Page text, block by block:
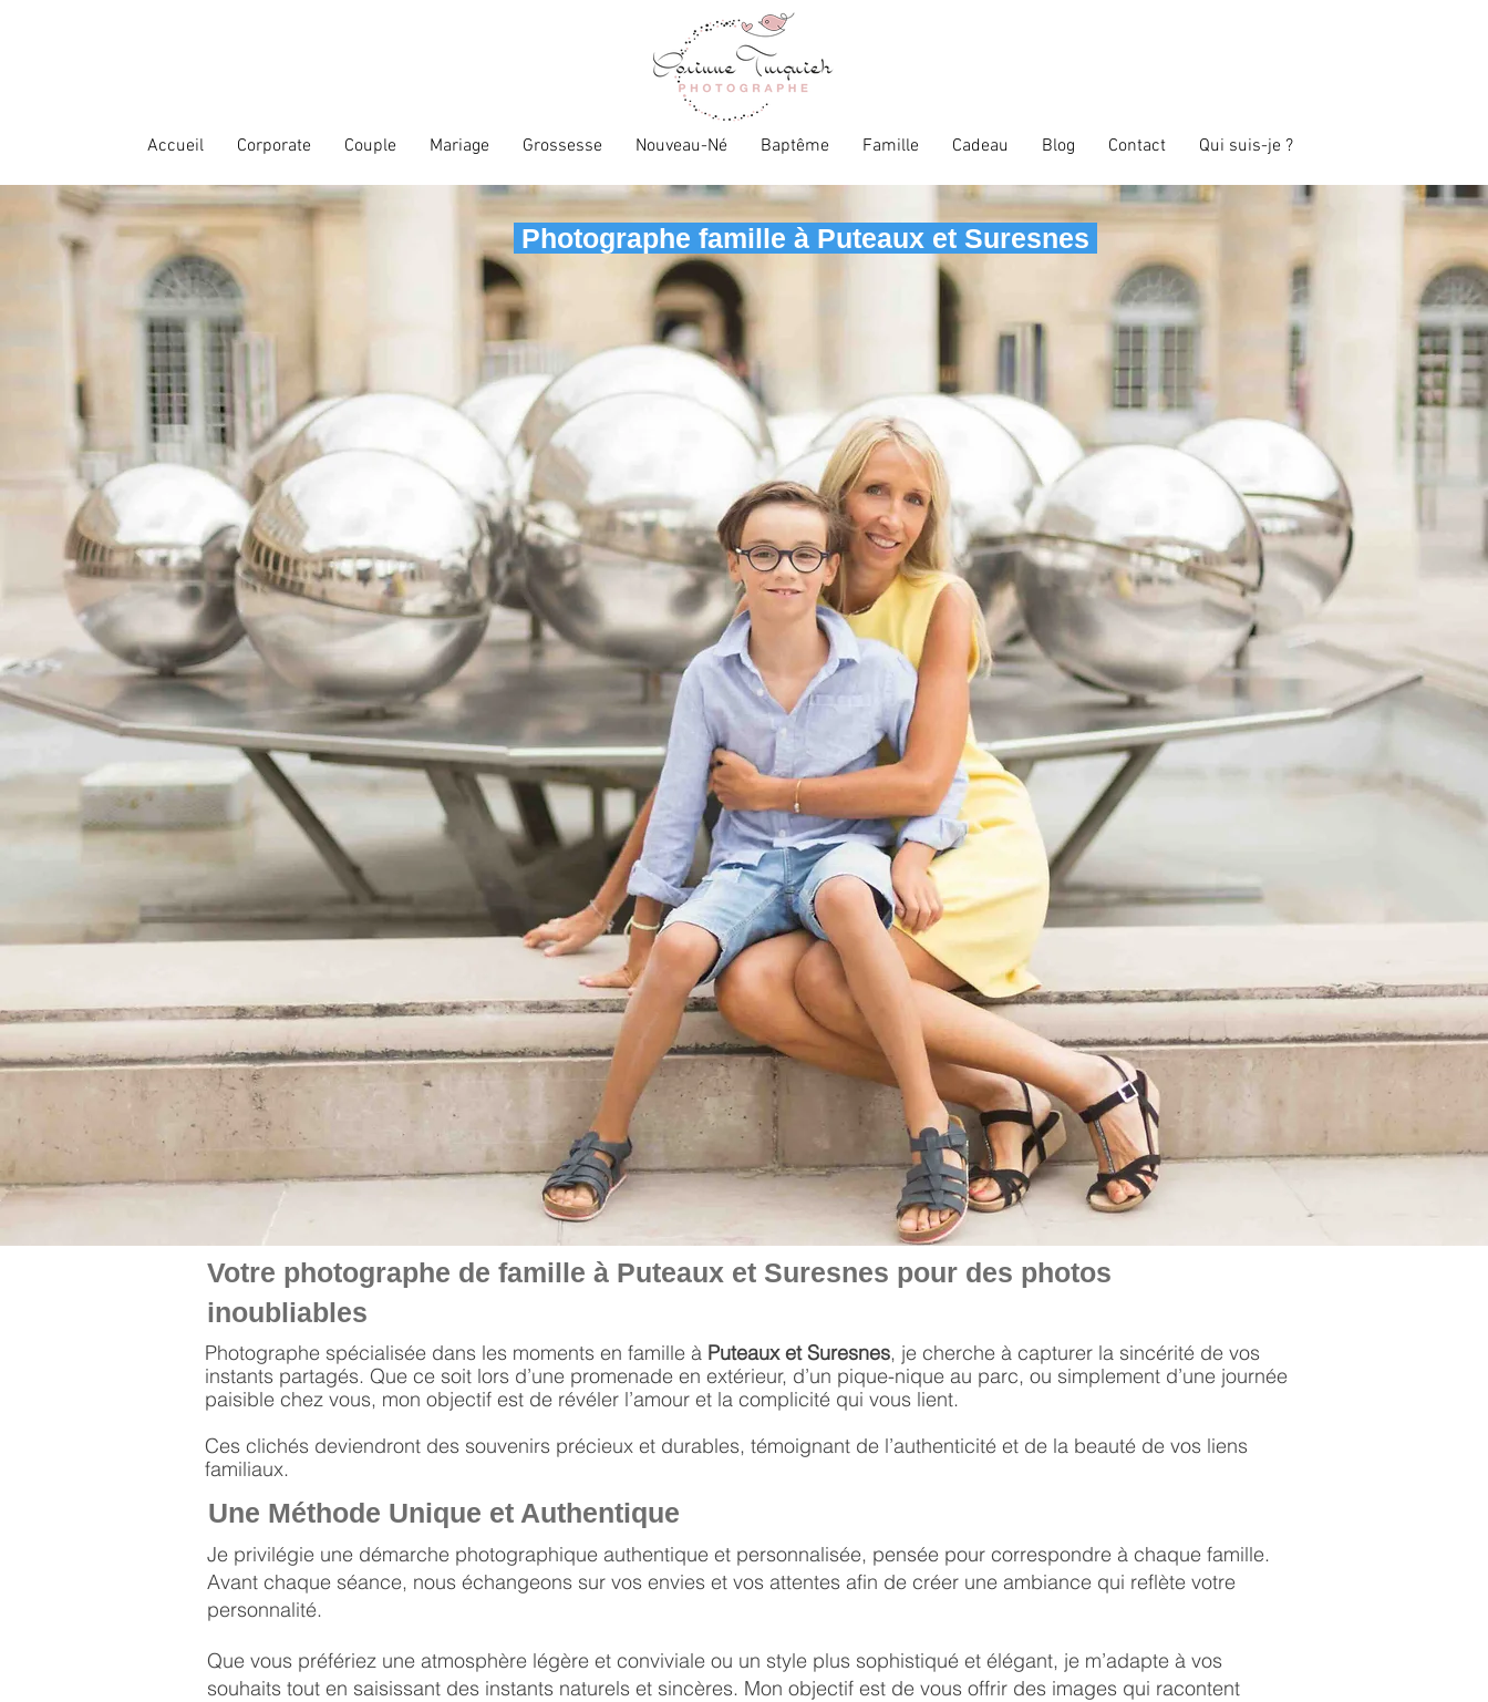
Accueil Corporate Couple Mariage Grossesse Nouveau-Né Baptême Famille Cadeau Blog Contact Qui suis-je ?
Photographe famille à Puteaux et Suresnes
Votre photographe de famille à Puteaux et Suresnes pour des photos
inoubliables
Photographe spécialisée dans les moments en famille à Puteaux et Suresnes, je cherche à capturer la sincérité de vos
instants partagés. Que ce soit lors d’une promenade en extérieur, d’un pique-nique au parc, ou simplement d’une journée
paisible chez vous, mon objectif est de révéler l’amour et la complicité qui vous lient.
Ces clichés deviendront des souvenirs précieux et durables, témoignant de l’authenticité et de la beauté de vos liens
familiaux.
Une Méthode Unique et Authentique
Je privilégie une démarche photographique authentique et personnalisée, pensée pour correspondre à chaque famille.
Avant chaque séance, nous échangeons sur vos envies et vos attentes afin de créer une ambiance qui reflète votre
personnalité.
Que vous préfériez une atmosphère légère et conviviale ou un style plus sophistiqué et élégant, je m’adapte à vos
souhaits tout en saisissant des instants naturels et sincères. Mon objectif est de vous offrir des images qui racontent